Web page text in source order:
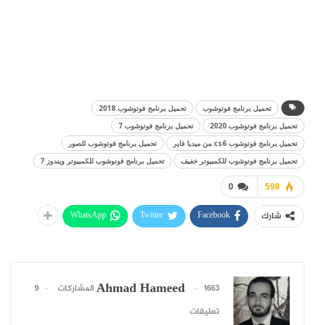
تحميل برنامج فوتوشوب
تحميل برنامج فوتوشوب 2018
تحميل برنامج فوتوشوب 2020
تحميل برنامج فوتوشوب 7
تحميل برنامج فوتوشوب cs6 من ميديا فاير
تحميل برنامج فوتوشوب للصور
تحميل برنامج فوتوشوب للكمبيوتر خفيف
تحميل برنامج فوتوشوب للكمبيوتر ويندوز 7
0 598
شارك Facebook
Twitter
WhatsApp
Ahmad Hameed 1663 المشاركات
9
تعليقات